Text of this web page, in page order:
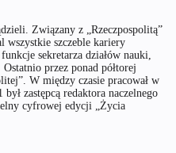
Związany z „Rzeczpospolitą”
wszystkie szczeble kariery
sekretarza działów nauki,
przez ponad półtorej
W między czasie pracował w
zastępcą redaktora naczelnego
cyfrowej edycji „Życia